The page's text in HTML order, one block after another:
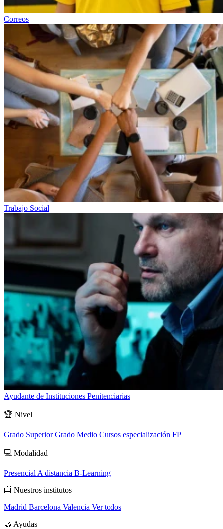
Correos
Trabajo Social
Ayudante de Instituciones Penitenciarias
🏆 Nivel
Grado SuperiorGrado Medio Cursos especialización FP
💻 Modalidad
Presencial A distancia B-Learning
🏬 Nuestros institutos
Madrid Barcelona Valencia Ver todos
🤝 Ayudas